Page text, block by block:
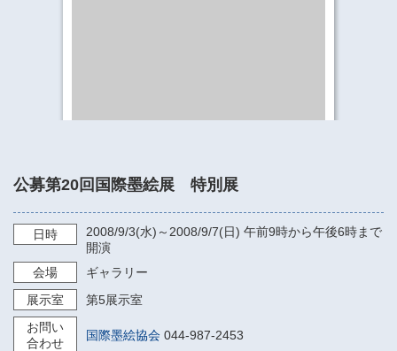
公募第20回国際墨絵展 特別展
日時 2008/9/3(水)～ 2008/9/7(日) 午前9時から午後6時まで
開演
会場
ギャラリー
展示室
第5展示室
お問い
合わせ
国際墨絵協会 044-987-2453